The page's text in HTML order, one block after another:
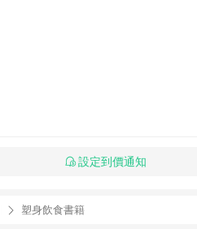
設定到價通知
塑身飲食書籍